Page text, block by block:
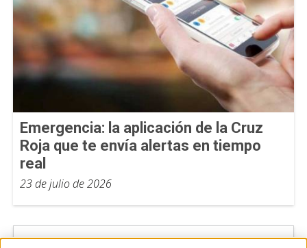
Emergencia: la aplicación de la Cruz
Roja que te envía alertas en tiempo
real
23 de julio de 2026